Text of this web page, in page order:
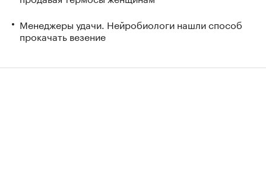
Менеджеры удачи. Нейробиологи нашли способ
прокачать везение